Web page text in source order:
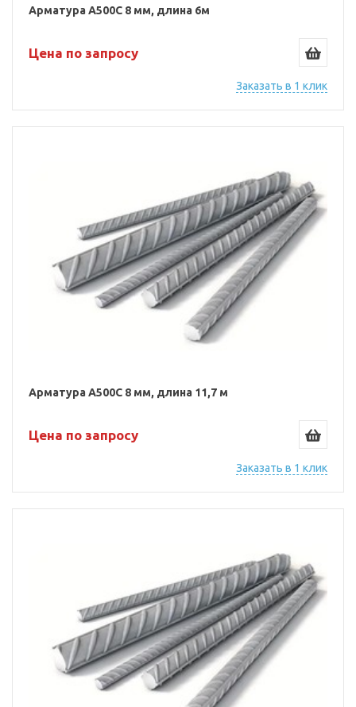
Арматура А500С 8 мм, длина 6м
Цена по запросу
Заказать в 1 клик
Арматура А500С 8 мм, длина 11,7 м
Цена по запросу
Заказать в 1 клик